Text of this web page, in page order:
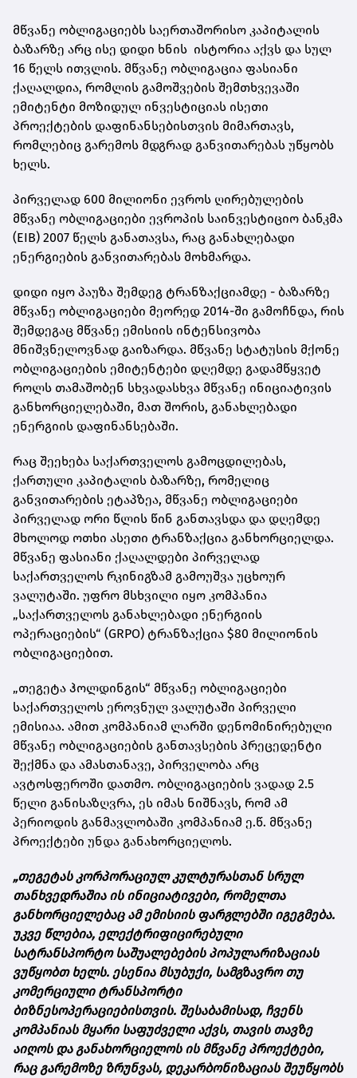
მწვანე ობლიგაციებს საერთაშორისო კაპიტალის
ბაზარზე არც ისე დიდი ხნის ისტორია აქვს და სულ
16 წელს ითვლის. მწვანე ობლიგაცია ფასიანი
ქაღალდია, რომლის გამოშვების შემთხვევაში
ემიტენტი მოზიდულ ინვესტიციას ისეთი
პროექტების დაფინანსებისთვის მიმართავს,
რომლებიც გარემოს მდგრად განვითარებას უწყობს
ხელს.
პირველად 600 მილიონი ევროს ღირებულების
მწვანე ობლიგაციები ევროპის საინვესტიციო ბანკმა
(EIB) 2007 წელს განათავსა, რაც განახლებადი
ენერგიების განვითარებას მოხმარდა.
დიდი იყო პაუზა შემდეგ ტრანზაქციამდე - ბაზარზე
მწვანე ობლიგაციები მეორედ 2014-ში გამოჩნდა, რის
შემდეგაც მწვანე ემისიის ინტენსივობა
მნიშვნელოვნად გაიზარდა. მწვანე სტატუსის მქონე
ობლიგაციების ემიტენტები დღემდე გადამწყვეტ
როლს თამაშობენ სხვადასხვა მწვანე ინიციატივის
განხორციელებაში, მათ შორის, განახლებადი
ენერგიის დაფინანსებაში.
რაც შეეხება საქართველოს გამოცდილებას,
ქართული კაპიტალის ბაზარზე, რომელიც
განვითარების ეტაპზეა, მწვანე ობლიგაციები
პირველად ორი წლის წინ განთავსდა და დღემდე
მხოლოდ ოთხი ასეთი ტრანზაქცია განხორციელდა.
მწვანე ფასიანი ქაღალდები პირველად
საქართველოს რკინიგზამ გამოუშვა უცხოურ
ვალუტაში. უფრო მსხვილი იყო კომპანია
„საქართველოს განახლებადი ენერგიის
ოპერაციების“ (GRPO) ტრანზაქცია $80 მილიონის
ობლიგაციებით.
„თეგეტა ჰოლდინგის“ მწვანე ობლიგაციები
საქართველოს ეროვნულ ვალუტაში პირველი
ემისიაა. ამით კომპანიამ ლარში დენომინირებული
მწვანე ობლიგაციების განთავსების პრეცედენტი
შექმნა და ამასთანავე, პირველობა არც
ავტოსფეროში დათმო. ობლიგაციების ვადად 2.5
წელი განისაზღვრა, ეს იმას ნიშნავს, რომ ამ
პერიოდის განმავლობაში კომპანიამ ე.წ. მწვანე
პროექტები უნდა განახორციელოს.
„თეგეტას კორპორაციულ კულტურასთან სრულ
თანხვედრაშია ის ინიციატივები, რომელთა
განხორციელებაც ამ ემისიის ფარგლებში იგეგმება.
უკვე წლებია, ელექტრიფიცირებული
სატრანსპორტო საშუალებების პოპულარიზაციას
ვუწყობთ ხელს. ესენია მსუბუქი, სამგზავრო თუ
კომერციული ტრანსპორტი
ბიზნესოპერაციებისთვის. შესაბამისად, ჩვენს
კომპანიას მყარი საფუძველი აქვს, თავის თავზე
აიღოს და განახორციელოს ის მწვანე პროექტები,
რაც გარემოზე ზრუნვას, დეკარბონიზაციას შეუწყობს